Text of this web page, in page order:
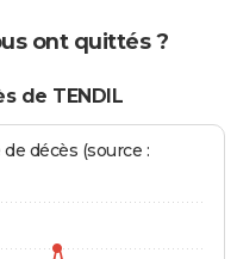
ont quittés ?
de TENDIL
décès (source :